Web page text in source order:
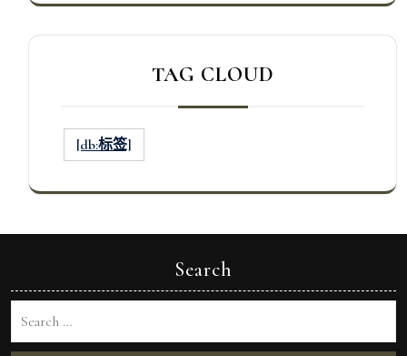
TAG CLOUD
[db:标签]
Search